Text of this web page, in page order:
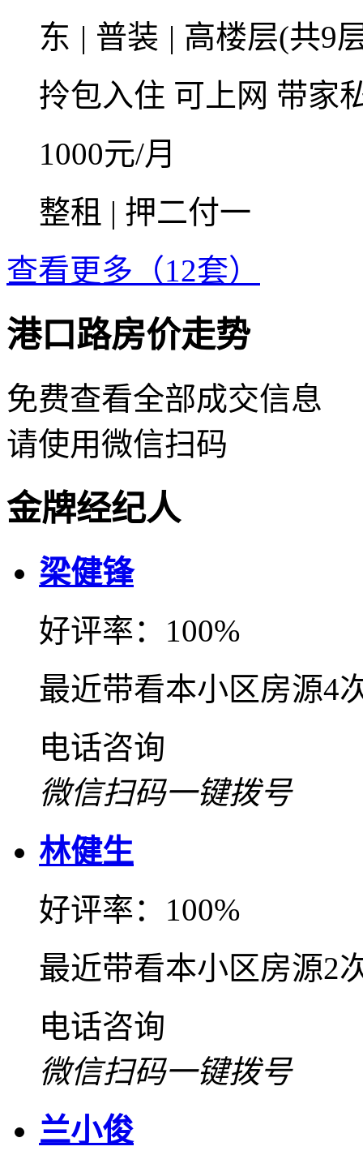
东 | 普装 | 高楼层(共9
拎包入住 可上网 带家
1000元/月
整租 | 押二付一
查看更多（12套）
港口路房价走势
免费查看全部成交信息
请使用微信扫码
金牌经纪人
梁健锋
好评率：100%
最近带看本小区房源4
电话咨询
微信扫码一键拨号
林健生
好评率：100%
最近带看本小区房源2
电话咨询
微信扫码一键拨号
兰小俊